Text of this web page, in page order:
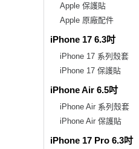
Apple 保護貼
Apple 原廠配件
iPhone 17 6.3吋
iPhone 17 系列殼套
iPhone 17 保護貼
iPhone Air 6.5吋
iPhone Air 系列殼套
iPhone Air 保護貼
iPhone 17 Pro 6.3吋